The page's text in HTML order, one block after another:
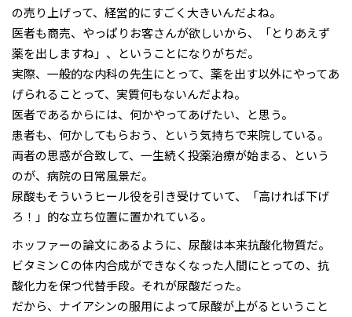
の売り上げって、経営的にすごく大きいんだよね。
医者も商売、やっぱりお客さんが欲しいから、「とりあえず
薬を出しますね」、ということになりがちだ。
実際、一般的な内科の先生にとって、薬を出す以外にやってあ
げられることって、実質何もないんだよね。
医者であるからには、何かやってあげたい、と思う。
患者も、何かしてもらおう、という気持ちで来院している。
両者の思惑が合致して、一生続く投薬治療が始まる、という
のが、病院の日常風景だ。
尿酸もそういうヒール役を引き受けていて、「高ければ下げ
ろ！」的な立ち位置に置かれている。
ホッファーの論文にあるように、尿酸は本来抗酸化物質だ。
ビタミンＣの体内合成ができなくなった人間にとっての、抗
酸化力を保つ代替手段。それが尿酸だった。
だから、ナイアシンの服用によって尿酸が上がるということ